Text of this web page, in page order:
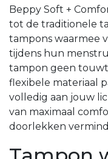
Beppy Soft +
tot de traditionele
tampons waarmee
tijdens hun
tampon geen
flexibele materiaal
volledig aan jouw
van maximaal
doorlekken